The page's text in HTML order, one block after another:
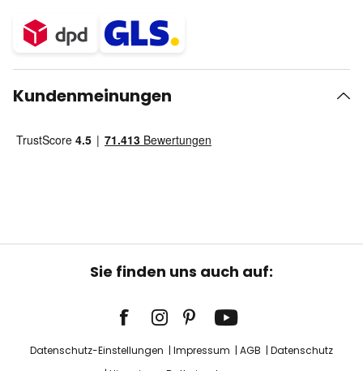
Kundenmeinungen
Sie finden uns auch auf:
Datenschutz-Einstellungen Impressum AGB
Datenschutz